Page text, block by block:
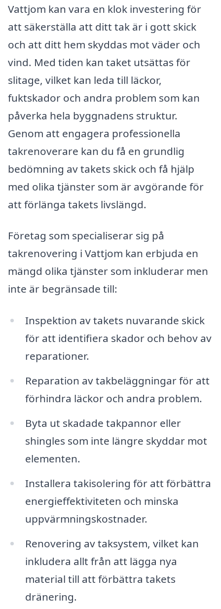
Vattjom kan vara en klok investering för
att säkerställa att ditt tak är i gott skick
och att ditt hem skyddas mot väder och
vind. Med tiden kan taket utsättas för
slitage, vilket kan leda till läckor,
fuktskador och andra problem som kan
påverka hela byggnadens struktur.
Genom att engagera professionella
takrenoverare kan du få en grundlig
bedömning av takets skick och få hjälp
med olika tjänster som är avgörande för
att förlänga takets livslängd.
Företag som specialiserar sig på
takrenovering i Vattjom kan erbjuda en
mängd olika tjänster som inkluderar men
inte är begränsade till:
Inspektion av takets nuvarande skick
för att identifiera skador och behov av
reparationer.
Reparation av takbeläggningar för att
förhindra läckor och andra problem.
Byta ut skadade takpannor eller
shingles som inte längre skyddar mot
elementen.
Installera takisolering för att förbättra
energieffektiviteten och minska
uppvärmningskostnader.
Renovering av taksystem, vilket kan
inkludera allt från att lägga nya
material till att förbättra takets
dränering.